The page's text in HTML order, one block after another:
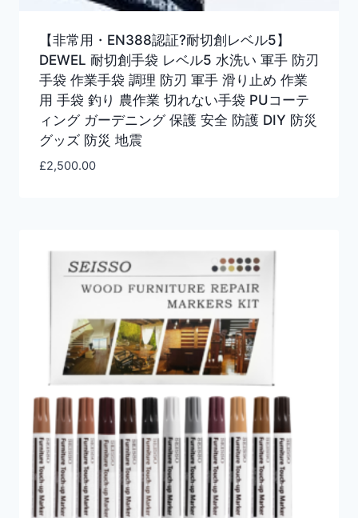
【非常用・EN388認証?耐切創レベル5】
DEWEL 耐切創手袋 レベル5 水洗い 軍手 防刃
手袋 作業手袋 調理 防刃 軍手 滑り止め 作業
用 手袋 釣り 農作業 切れない手袋 PUコーテ
ィング ガーデニング 保護 安全 防護 DIY 防災
グッズ 防災 地震
£2,500.00